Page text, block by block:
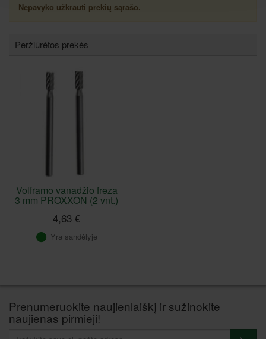
Nepavyko užkrauti prekių sąrašo.
Peržiūrėtos prekės
Volframo vanadžio freza
3 mm PROXXON (2 vnt.)
4,63 €
Yra sandėlyje
Prenumeruokite naujienlaiškį ir sužinokite
naujienas pirmieji!